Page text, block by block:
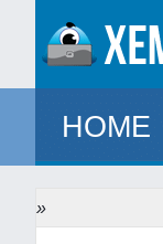
HOME
»